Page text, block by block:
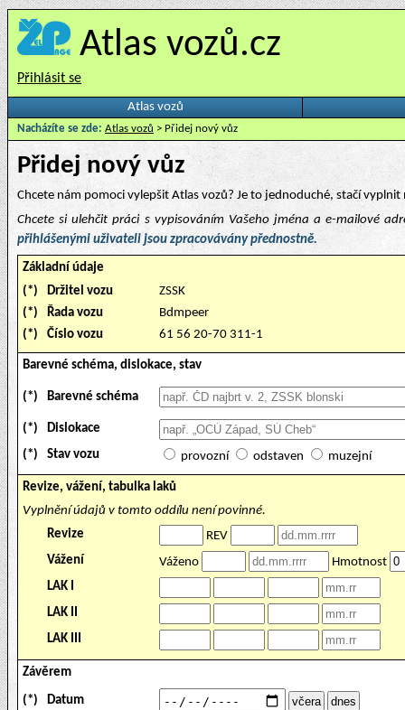
Atlas vozů.cz
Přihlásit se
Atlas vozů
Nacházíte se zde: Atlas vozů > Přidej nový vůz
Přidej nový vůz
Chcete nám pomoci vylepšit Atlas vozů? Je to jednoduché, stačí
Chcete si ulehčit práci s vypisováním Vašeho jména a e-mailové
přihlášenými uživateli jsou zpracovávány přednostně.
Základní údaje
(*)
Držitel vozu
ZSSK
(*)
Řada vozu
Bdmpeer
(*)
Číslo vozu 61 56 20-70 311-1
Barevné schéma, dislokace, stav
(*) Barevné schéma
(*)
Dislokace
(*)
Stav vozu provozní odstaven muzejní
Revize, vážení, tabulka laků
Vyplnění údajů v tomto oddílu není povinné.
Revize
REV
Vážení
Váženo
Hmotnost
LAK I
LAK II
LAK III
Závěrem
(*) Datum